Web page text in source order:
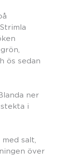
ös sedan
ner
i
salt,
över